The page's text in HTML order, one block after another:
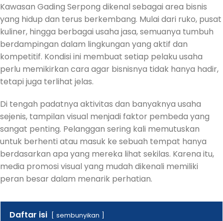
Kawasan Gading Serpong dikenal sebagai area bisnis
yang hidup dan terus berkembang. Mulai dari ruko, pusat
kuliner, hingga berbagai usaha jasa, semuanya tumbuh
berdampingan dalam lingkungan yang aktif dan
kompetitif. Kondisi ini membuat setiap pelaku usaha
perlu memikirkan cara agar bisnisnya tidak hanya hadir,
tetapi juga terlihat jelas.
Di tengah padatnya aktivitas dan banyaknya usaha
sejenis, tampilan visual menjadi faktor pembeda yang
sangat penting. Pelanggan sering kali memutuskan
untuk berhenti atau masuk ke sebuah tempat hanya
berdasarkan apa yang mereka lihat sekilas. Karena itu,
media promosi visual yang mudah dikenali memiliki
peran besar dalam menarik perhatian.
Daftar isi sembunyikan